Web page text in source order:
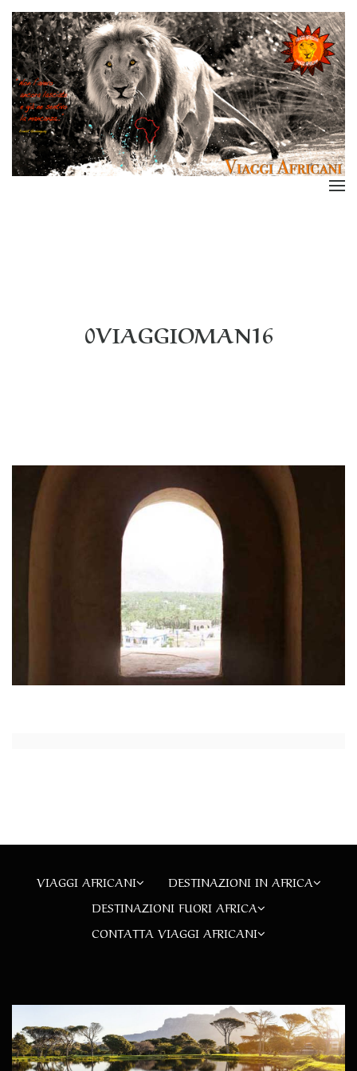
0VIAGGIOMAN16
VIAGGI AFRICANI
DESTINAZIONI IN AFRICA
DESTINAZIONI FUORI AFRICA
CONTATTA VIAGGI AFRICANI